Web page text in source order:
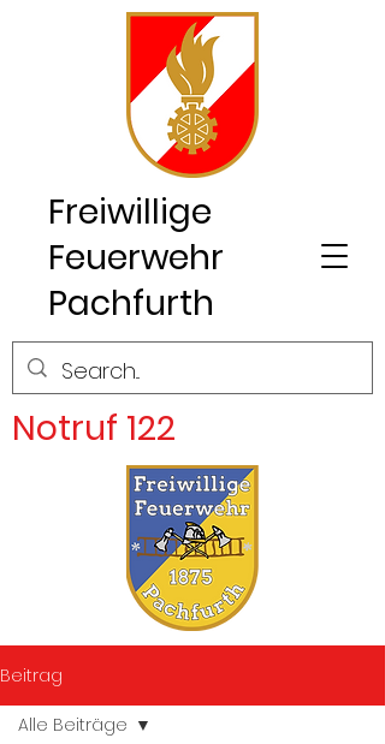
Freiwillige
Feuerwehr
Pachfurth
Notruf 122
Beitrag
Alle Beiträge